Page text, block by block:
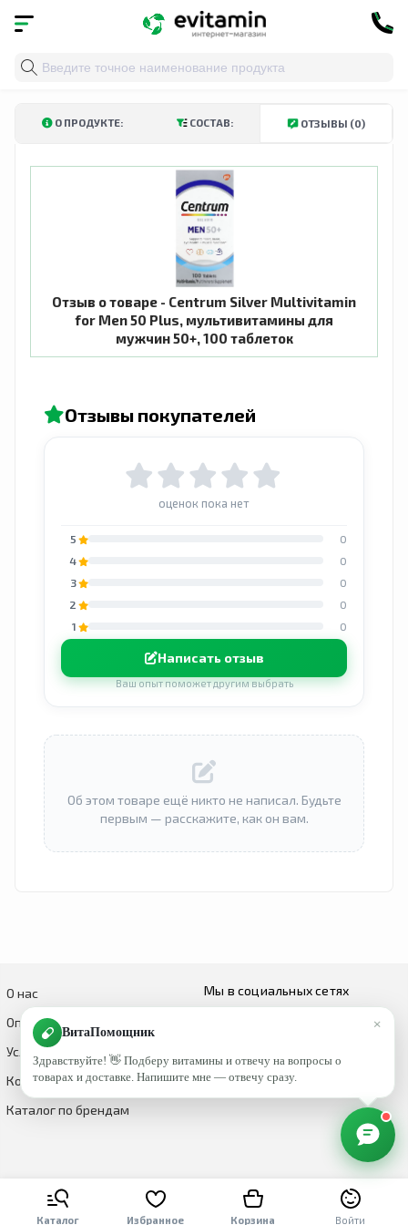
Главная Витамины и минералы
О ПРОДУКТЕ: СОСТАВ: ОТЗЫВЫ (0)
Отзыв о товаре - Centrum Silver Multivitamin
for Men 50 Plus, мультивитамины для
мужчин 50+, 100 таблеток
Отзывы покупателей
оценок пока нет
5
0
4
0
3
0
2
0
1
0
Написать отзыв
Ваш опыт поможет другим выбрать
Об этом товаре ещё никто не написал. Будьте
первым — расскажите, как он вам.
Каталог Избранное Корзина Войти
О нас
Оплата и доставка
Условия возврата и обмена
Контакты
Каталог по брендам
Мы в социальных сетях
×
ВитаПомощник
Здравствуйте! 👋 Подберу витамины и отвечу на вопросы о
товарах и доставке. Напишите мне — отвечу сразу.